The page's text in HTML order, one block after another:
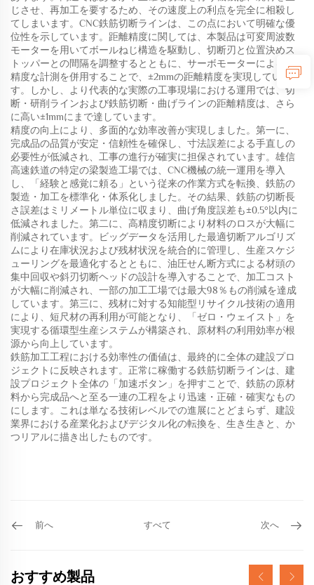
じさせ、再加工を要するため、その速度上の利点を完全に相殺し
てしまいます。CNC鉄筋切断ラインは、この点において明確な優
位性を示しています。距離精度に関しては、本製品は可変周波数
モーターを用いてボールねじ構造を駆動し、切断刃と位置決めス
トッパーとの間隔を調整するとともに、サーボモーターによる高
精度な計測を併用することで、±2mmの距離精度を実現していま
す。しかし、より代表的な実際の工事現場における運用では、切
断・研削ラインおよび鉄筋切断・曲げラインの距離精度は、さら
に高い±1mmにまで達しています。
精度の向上により、多面的な効率改善が実現しました。第一に、
完成品の品質が安定・信頼性を確保し、寸法誤差による手直しの
必要性が低減され、工事の進行が確実に担保されています。雄信
高速鉄道の特定の梁製造工場では、CNC機械の統一運用を導入
し、「経験と感覚に頼る」という従来の作業方式を転換、鉄筋の
製造・加工を標準化・体系化しました。その結果、鉄筋の切断長
さ誤差はミリメートル単位に収まり、曲げ角度誤差も±0.5°以内に
低減されました。第二に、高精度切断により材料のロスが大幅に
削減されています。ビッグデータを活用した最適切断アルゴリズ
ムにより在庫状況および残材状況を統合的に管理し、生産スケジ
ューリングを最適化するとともに、油圧せん断方式による材頭の
集中回収や斜刃切断ヘッドの設計を導入することで、加工コスト
が大幅に削減され、一部の加工工場では最大98％もの削減を達成
しています。第三に、残材に対する知能型リサイクル技術の適用
により、短尺材の再利用が可能となり、「ゼロ・ウェイスト」を
実現する循環型生産システムが構築され、原材料の利用効率が根
源から向上しています。
鉄筋加工工程における効率性の価値は、最終的に全体の建設プロ
ジェクトに反映されます。正常に稼働する鉄筋切断ラインは、建
設プロジェクト全体の「加速ボタン」を押すことで、鉄筋の原材
料から完成品へと至る一連の工程をより迅速・正確・確実なもの
にします。これは単なる技術レベルでの進展にとどまらず、建設
業界における産業化およびデジタル化の転換を、生き生きと、か
つリアルに描き出したものです。
前へ すべて 次へ
おすすめ製品